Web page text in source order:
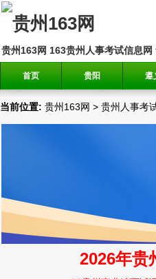
贵州163网 163贵州人事考试信息网
首页 贵阳 遵
当前位置: 贵州163网 > 贵州人事考